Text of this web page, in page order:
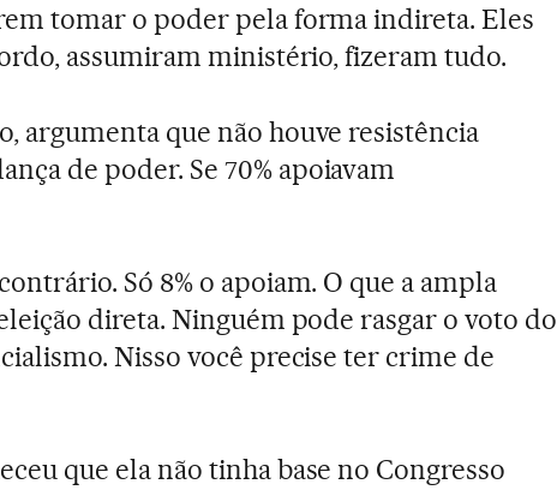
tomar o poder pela forma indireta. Eles
assumiram ministério, fizeram tudo.
argumenta que não houve resistência
de poder. Se 70% apoiavam
Só 8% o apoiam. O que a ampla
direta. Ninguém pode rasgar o voto do
Nisso você precise ter crime de
que ela não tinha base no Congresso